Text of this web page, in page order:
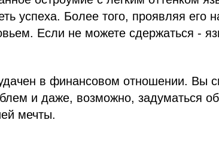
успеха. Более того, проявляя его
Если не можете сдержаться -
в финансовом отношении. Вы
и даже, возможно, задуматься
мечты.